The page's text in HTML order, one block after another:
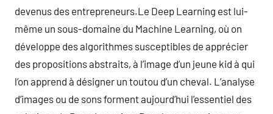
devenus des entrepreneurs.Le Deep Learning est lui-
même un sous-domaine du Machine Learning, où on
développe des algorithmes susceptibles de apprécier
des propositions abstraits, à l’image d’un jeune kid à qui
l’on apprend à désigner un toutou d’un cheval. L’analyse
d’images ou de sons forment aujourd’hui l’essentiel des